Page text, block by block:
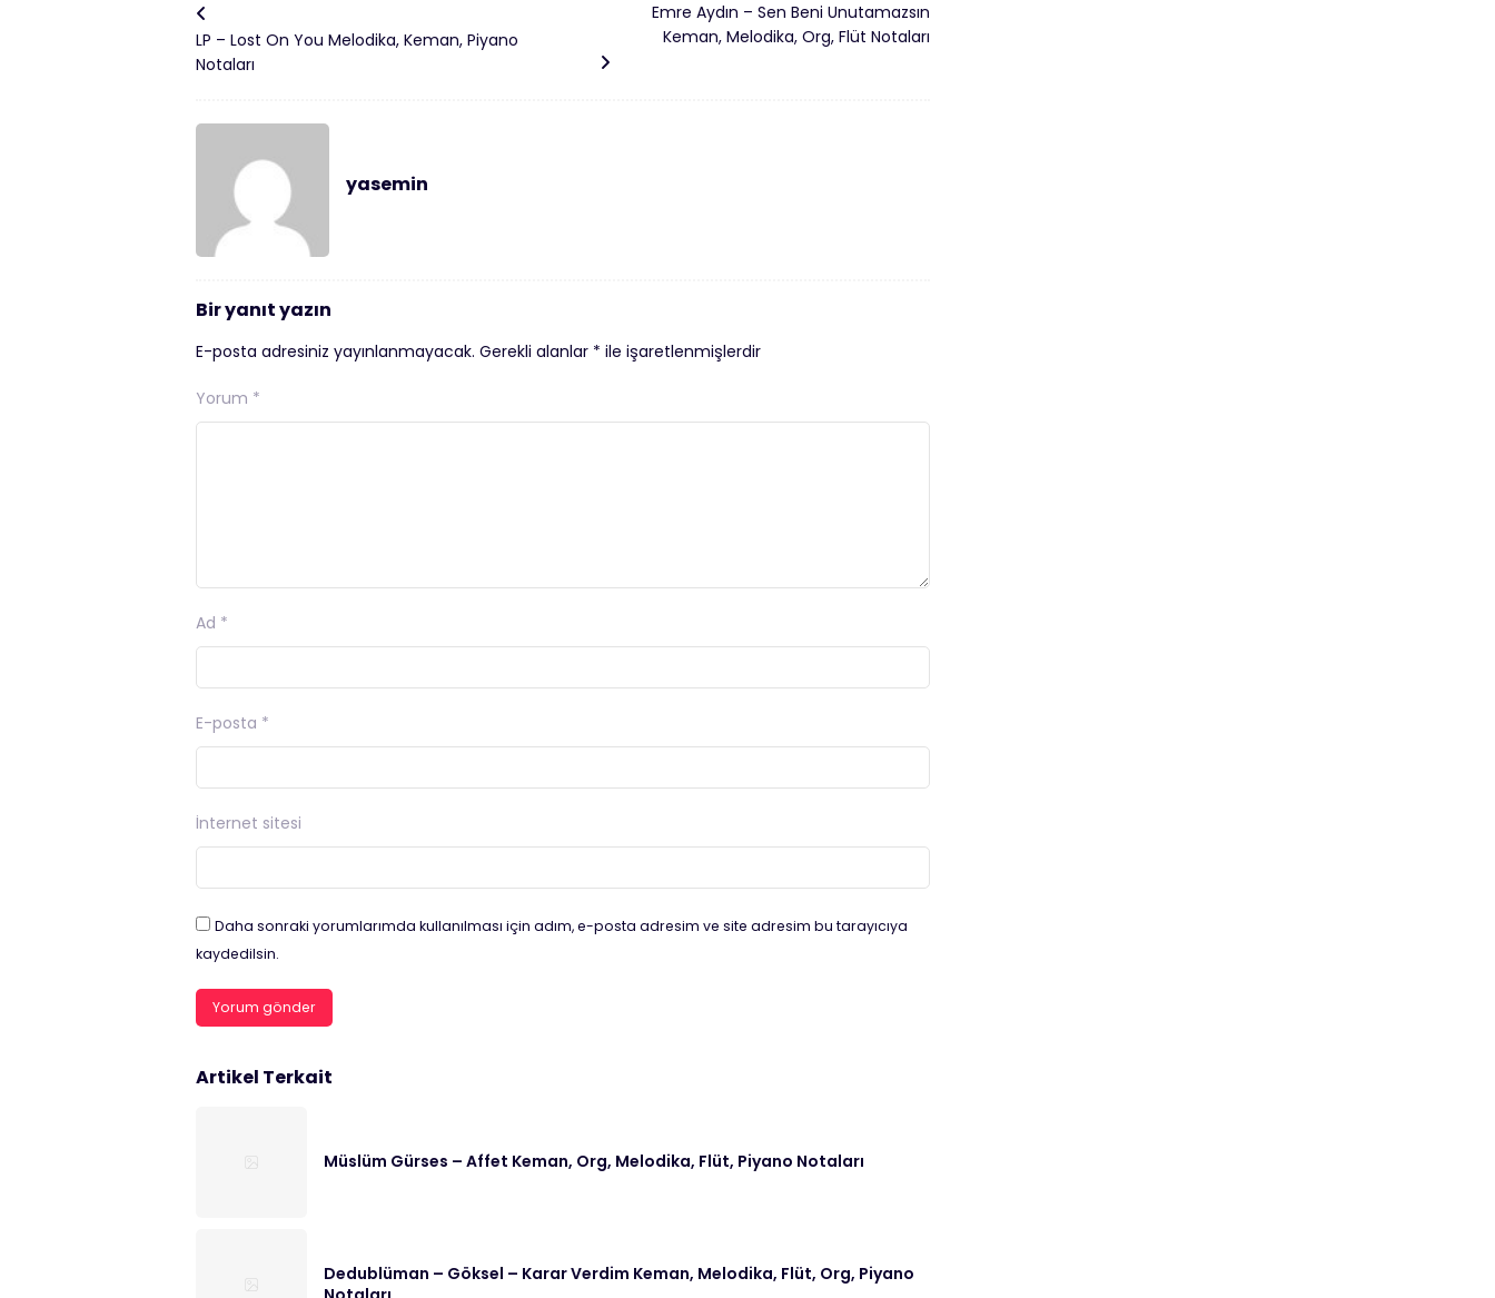
LP – Lost On You Melodika, Keman, Piyano
Notaları
Emre Aydın – Sen Beni Unutamazsın
Keman, Melodika, Org, Flüt Notaları
yasemin
Bir yanıt yazın
E-posta adresiniz yayınlanmayacak. Gerekli alanlar * ile işaretlenmişlerdir
Yorum *
Ad *
E-posta *
İnternet sitesi
Daha sonraki yorumlarımda kullanılması için adım, e-posta adresim ve site adresim bu tarayıcıya
kaydedilsin.
Artikel Terkait
Müslüm Gürses – Affet Keman, Org, Melodika, Flüt, Piyano Notaları
Dedublüman – Göksel – Karar Verdim Keman, Melodika, Flüt, Org, Piyano